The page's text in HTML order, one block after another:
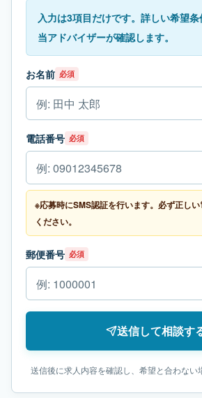
入力は3項目だけです。詳しい希望
当アドバイザーが確認します。
お名前 必須
電話番号 必須
※応募時にSMS認証を行います。必ず正し
ください。
郵便番号 必須
送信して相談す
送信後に求人内容を確認し、希望と合わない